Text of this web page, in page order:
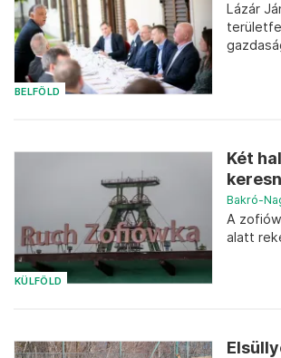
BELFÖLD
Lázár
KÜLFÖLD
Két
Bakró-
A
alatt